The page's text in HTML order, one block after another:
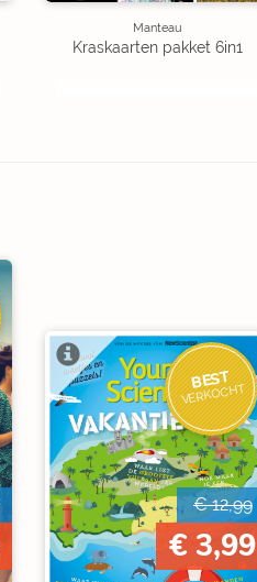
Manteau
Kraskaarten pakket 6in1
BEST
VERKOCHT
€ 12,99
€ 3,99